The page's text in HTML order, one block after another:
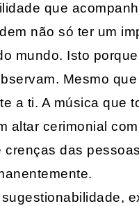
que
não só ter um
mundo. Isto
Mesmo
a ti. A música que
altar cerimonial
das